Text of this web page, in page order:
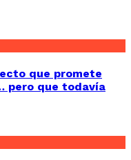
que promete
pero que todavía